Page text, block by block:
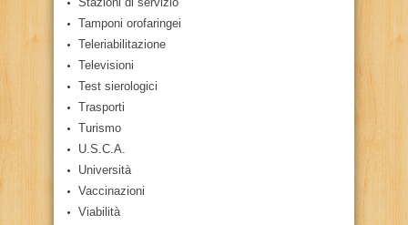
Tamponi orofaringei
Teleriabilitazione
Televisioni
Test sierologici
Trasporti
Turismo
U.S.C.A.
Università
Vaccinazioni
Viabilità